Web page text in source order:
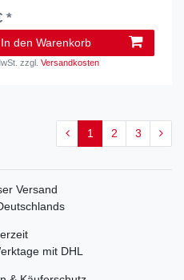
*
In den Warenkorb
zzgl.Versandkosten
1 2 3
Versand
mit DHL